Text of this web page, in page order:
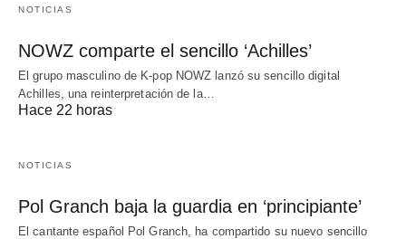
NOTICIAS
NOWZ comparte el sencillo ‘Achilles’
El grupo masculino de K-pop NOWZ lanzó su sencillo digital
Achilles, una reinterpretación de la…
Hace 22 horas
NOTICIAS
Pol Granch baja la guardia en ‘principiante’
El cantante español Pol Granch, ha compartido su nuevo sencillo